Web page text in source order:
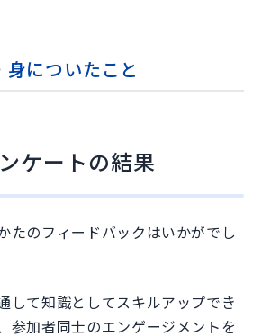
についたこと
ケートの結果
たのフィードバックはいかがでし
して知識としてスキルアップでき
参加者同士のエンゲージメントを